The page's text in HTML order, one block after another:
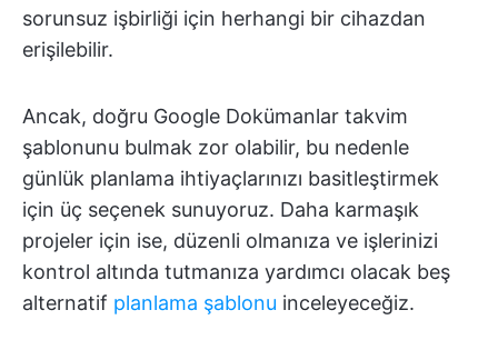
sorunsuz işbirliği için herhangi bir cihazdan
erişilebilir.
Ancak, doğru Google Dokümanlar takvim
şablonunu bulmak zor olabilir, bu nedenle
günlük planlama ihtiyaçlarınızı basitleştirmek
için üç seçenek sunuyoruz. Daha karmaşık
projeler için ise, düzenli olmanıza ve işlerinizi
kontrol altında tutmanıza yardımcı olacak beş
alternatif planlama şablonu inceleyeceğiz.